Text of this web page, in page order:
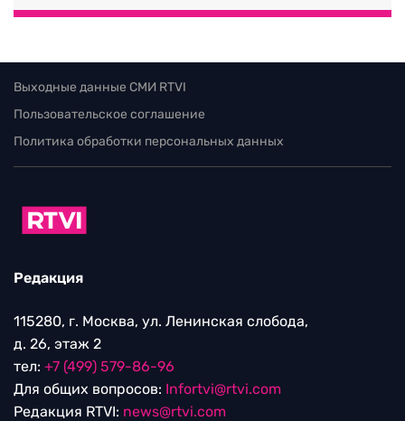
Выходные данные СМИ RTVI
Пользовательское соглашение
Политика обработки персональных данных
Редакция
115280, г. Москва, ул. Ленинская слобода,
д. 26, этаж 2
тел: +7 (499) 579-86-96
Для общих вопросов: Infortvi@rtvi.com
Редакция RTVI: news@rtvi.com